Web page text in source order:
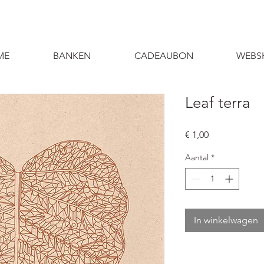
BANKEN CADEAUBON
Leaf terra
€ 1,00Prijs
Aantal *
In winkelwagen